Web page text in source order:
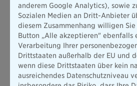
Mit diesem Profil übernimmt er ein
hoher regulatorischer Anforderungen,
Zinslandschaften und wachsender
transparenter Kapitalsteuerung eine
„Wir freuen uns sehr, dass wir mit
Führungspersönlichkeit gewinnen
Fachwissen mit strategischem Blick
Steuerungslogik verbindet. Die
anderem Google Analytics), sowie
Sozialen Medien an Dritt-Anbieter
diesem Zusammenhang willigen
Button „Alle akzeptieren" ebenfalls
Verarbeitung Ihrer
Drittstaaten außerhalb der EU und
wenn diese Drittstaaten über kein
ausreichendes Datenschutzniveau